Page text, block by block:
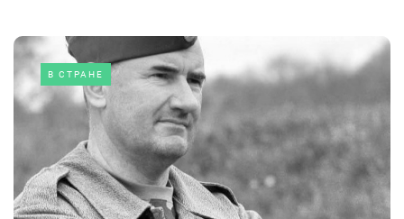
В СТРАНЕ